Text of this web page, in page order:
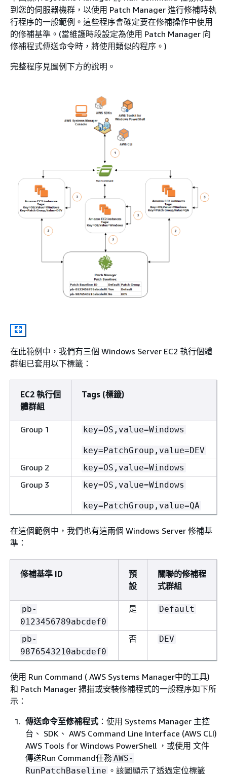
到您的伺服器機群，以使用 Patch Manager 進行修補時執
行程序的一般範例。這些程序會確定要在修補操作中使用
的修補基準。(當維護時段設定為使用 Patch Manager 向
修補程式傳送命令時，將使用類似的程序。)
完整程序見圖例下方的說明。
在此範例中，我們有三個 Windows Server EC2 執行個體
群組已套用以下標籤：
EC2 執行個
體群組
Tags (標籤)
Group 1 key=OS,value=Windows
key=PatchGroup,value=DEV
Group 2 key=OS,value=Windows
Group 3 key=OS,value=Windows
key=PatchGroup,value=QA
在這個範例中，我們也有這兩個 Windows Server 修補基
準：
修補基準 ID
預
設
關聯的修補程
式群組
pb-
0123456789abcdef0
是 Default
pb-
9876543210abcdef0
否 DEV
使用 Run Command ( AWS Systems Manager中的工具)
和 Patch Manager 掃描或安裝修補程式的一般程序如下所
示：
傳送命令至修補程式 ：使用 Systems Manager 主控
台、 SDK、 AWS Command Line Interface (AWS CLI)
AWS Tools for Windows PowerShell ，或使用 文件
傳送Run Command任務AWS-
RunPatchBaseline 。該圖顯示了透過定位標籤